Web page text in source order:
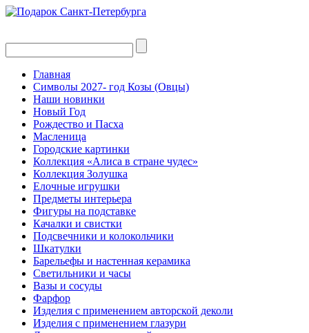
Главная
Символы 2027- год Козы (Овцы)
Наши новинки
Новый Год
Рождество и Пасха
Масленица
Городские картинки
Коллекция «Алиса в стране чудес»
Коллекция Золушка
Елочные игрушки
Предметы интерьера
Фигуры на подставке
Качалки и свистки
Подсвечники и колокольчики
Шкатулки
Барельефы и настенная керамика
Светильники и часы
Вазы и сосуды
Фарфор
Изделия с применением авторской деколи
Изделия с применением глазури